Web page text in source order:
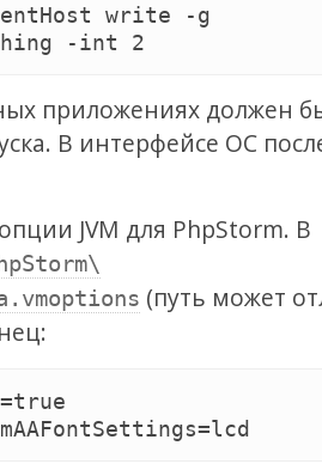
write -g
приложениях должен
В интерфейсе ОС
JVM для PhpStorm. В
(путь может